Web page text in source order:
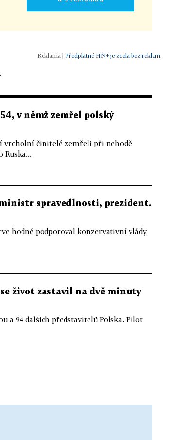
Předplatné HN+ je zcela bez reklam.
v němž zemřel polský
vrcholní činitelé zemřeli při nehodě
Ruska...
spravedlnosti, prezident.
hodně podporoval konzervativní vlády
život zastavil na dvě minuty
a 94 dalších představitelů Polska. Pilot